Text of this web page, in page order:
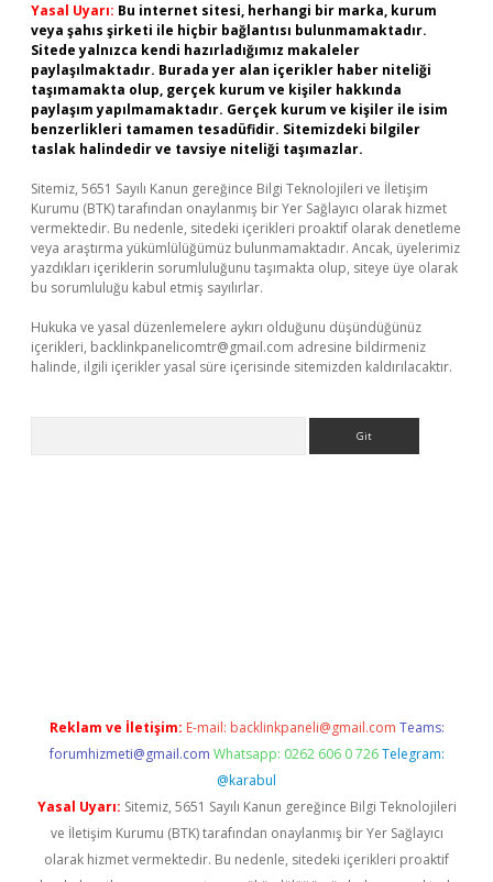
Yasal Uyarı: Bu internet sitesi, herhangi bir marka, kurum
veya şahıs şirketi ile hiçbir bağlantısı bulunmamaktadır.
Sitede yalnızca kendi hazırladığımız makaleler
paylaşılmaktadır. Burada yer alan içerikler haber niteliği
taşımamakta olup, gerçek kurum ve kişiler hakkında
paylaşım yapılmamaktadır. Gerçek kurum ve kişiler ile isim
benzerlikleri tamamen tesadüfidir. Sitemizdeki bilgiler
taslak halindedir ve tavsiye niteliği taşımazlar.
Sitemiz, 5651 Sayılı Kanun gereğince Bilgi Teknolojileri ve İletişim
Kurumu (BTK) tarafından onaylanmış bir Yer Sağlayıcı olarak hizmet
vermektedir. Bu nedenle, sitedeki içerikleri proaktif olarak denetleme
veya araştırma yükümlülüğümüz bulunmamaktadır. Ancak, üyelerimiz
yazdıkları içeriklerin sorumluluğunu taşımakta olup, siteye üye olarak
bu sorumluluğu kabul etmiş sayılırlar.
Hukuka ve yasal düzenlemelere aykırı olduğunu düşündüğünüz
içerikleri, backlinkpanelicomtr@gmail.com adresine bildirmeniz
halinde, ilgili içerikler yasal süre içerisinde sitemizden kaldırılacaktır.
Reklam ve İletişim: E-mail: backlinkpaneli@gmail.com Teams:
forumhizmeti@gmail.com Whatsapp: 0262 606 0 726 Telegram:
@karabul
Yasal Uyarı: Sitemiz, 5651 Sayılı Kanun gereğince Bilgi Teknolojileri
ve İletişim Kurumu (BTK) tarafından onaylanmış bir Yer Sağlayıcı
olarak hizmet vermektedir. Bu nedenle, sitedeki içerikleri proaktif